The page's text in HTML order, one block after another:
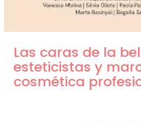
Las caras de la
esteticistas y
cosmética